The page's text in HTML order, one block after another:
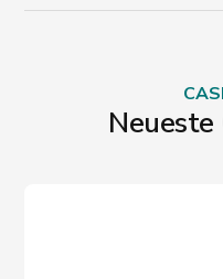
Neueste